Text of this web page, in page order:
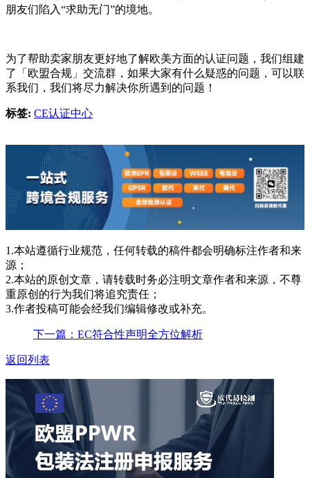
朋友们陷入“求助无门”的境地。
为了帮助卖家朋友更好地了解欧美方面的认证问题，我们组建
了「欧盟合规」交流群，如果大家有什么疑惑的问题，可以联
系我们，我们将尽力解决你所遇到的问题！
标签: CE认证中心
1.本站遵循行业规范，任何转载的稿件都会明确标注作者和来
源；
2.本站的原创文章，请转载时务必注明文章作者和来源，不尊
重原创的行为我们将追究责任；
3.作者投稿可能会经我们编辑修改或补充。
下一篇：EC符合性声明全方位解析
返回列表